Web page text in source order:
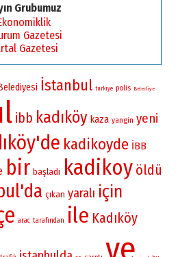
Grubumuz
Gazetesi
Gazetesi
İstanbul turkiye polis Belediye
ibb kadıköy kaza yangin yeni
kadikoyde İBB
bir başladı kadikoy öldü
çıkan yaralı için
arac tarafından ile Kadıköy
ve